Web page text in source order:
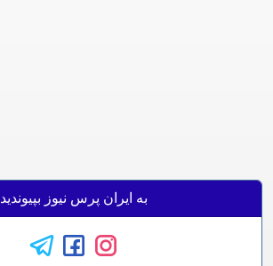
به ایران پرس نیوز بپیوندید